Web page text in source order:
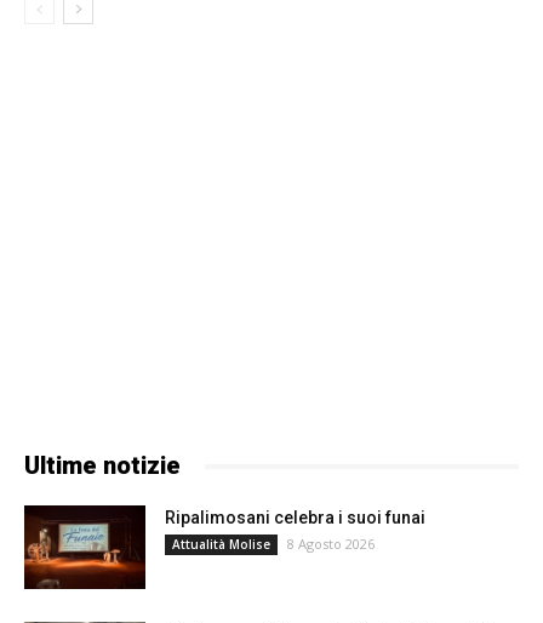
Ultime notizie
Ripalimosani celebra i suoi funai
Attualità Molise 8 Agosto 2026